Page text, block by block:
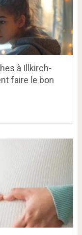
à Illkirch-
faire le bon